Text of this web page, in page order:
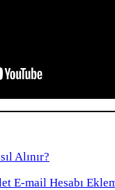
Alınır?
E-mail Hesabı